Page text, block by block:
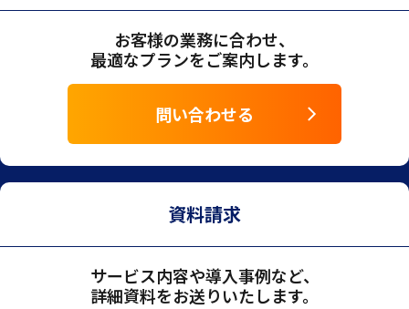
お客様の業務に合わせ、
最適なプランをご案内します。
問い合わせる
資料請求
サービス内容や導入事例など、
詳細資料をお送りいたします。